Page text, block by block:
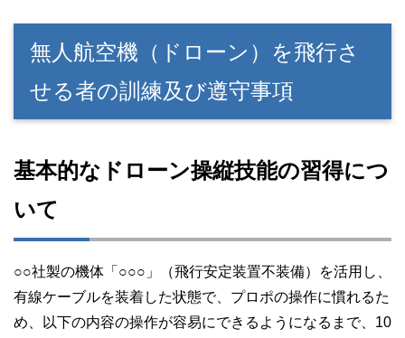
無人航空機（ドローン）を飛行さ
せる者の訓練及び遵守事項
基本的なドローン操縦技能の習得につ
いて
○○社製の機体「○○○」（飛行安定装置不装備）を活用し、
有線ケーブルを装着した状態で、プロポの操作に慣れるた
め、以下の内容の操作が容易にできるようになるまで、10